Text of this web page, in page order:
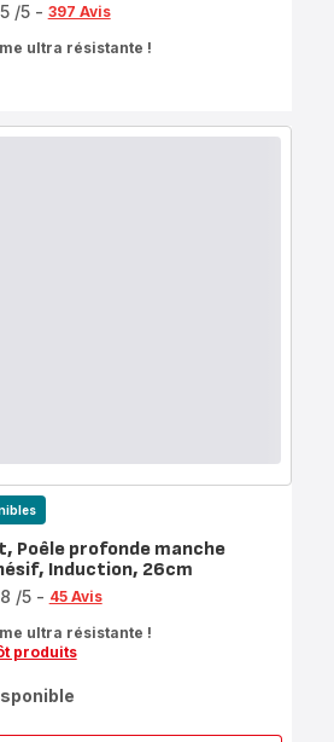
/5 - 397 Avis
ultra résistante !
Poêle profonde manche
Induction, 26cm
/5 - 45 Avis
ultra résistante !
produits